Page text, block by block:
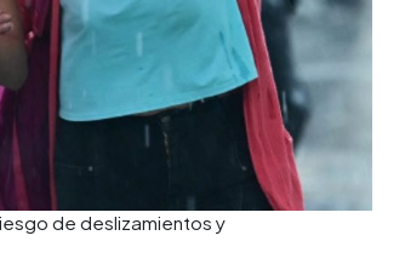
de deslizamientos y